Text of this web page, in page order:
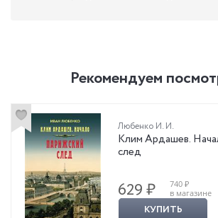
Рекомендуем
Любенко И. И.
Клим Ардашев.
след
629 ₽
740 ₽
в магазине
КУПИТЬ